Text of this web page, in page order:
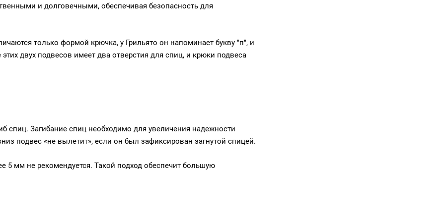
и долговечными, обеспечивая безопасность для
только формой крючка, у Грильято он напоминает букву "п", и
двух подвесов имеет два отверстия для спиц, и крюки подвеса
спиц. Загибание спиц необходимо для увеличения надежности
подвес «не вылетит», если он был зафиксирован загнутой спицей.
5 мм не рекомендуется. Такой подход обеспечит большую